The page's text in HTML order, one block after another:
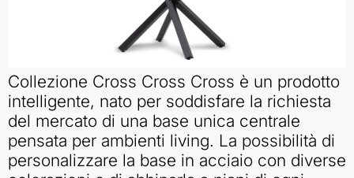
Collezione Cross Cross Cross è un prodotto
intelligente, nato per soddisfare la richiesta
del mercato di una base unica centrale
pensata per ambienti living. La possibilità di
personalizzare la base in acciaio con diverse